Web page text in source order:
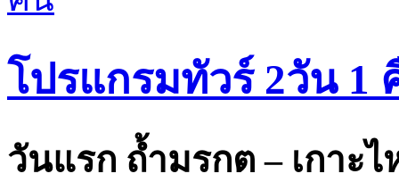
โปรแกรมทัวร์ 2วัน 1
วันแรก ถ้ำมรกต – เกาะไ